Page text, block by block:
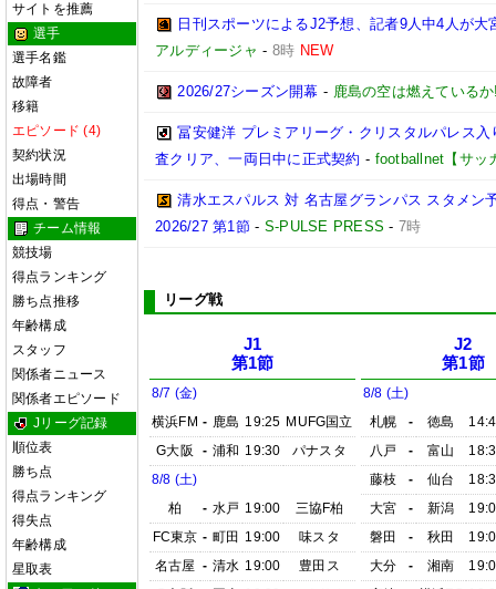
サイトを推薦
選手
選手名鑑
故障者
移籍
エピソード (4)
契約状況
出場時間
得点・警告
チーム情報
競技場
得点ランキング
勝ち点推移
年齢構成
スタッフ
関係者ニュース
関係者エピソード
Jリーグ記録
順位表
勝ち点
得点ランキング
得失点
年齢構成
星取表
日刊スポーツによるJ2予想、記者9人中4人が大
アルディージャ - 8時 NEW
2026/27シーズン開幕 - 鹿島の空は燃えている
冨安健洋 プレミアリーグ・クリスタルパレス
査クリア、一両日中に正式契約 - footballnet【サッ
清水エスパルス 対 名古屋グランパス スタメン
2026/27 第1節 - S-PULSE PRESS -7時
リーグ戦
J1
第1節
8/7 (金)
横浜FM - 鹿島 19:25 MUFG国立
G大阪
- 浦和 19:30
パナスタ
8/8 (土)
柏
- 水戸 19:00
三協F柏
FC東京 - 町田 19:00
味スタ
名古屋 - 清水 19:00
豊田ス
J2
第1節
8/8 (土)
札幌
- 徳島
八戸
- 富山
藤枝
- 仙台
大宮
- 新潟
磐田
- 秋田
大分
- 湘南